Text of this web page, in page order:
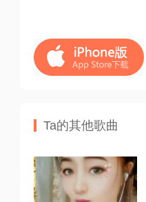
Ta的其他歌曲